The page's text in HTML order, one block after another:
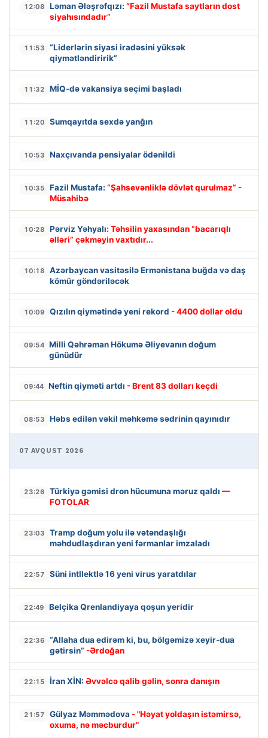
12:08 Ləman Ələşrəfqızı: “Fazil Mustafa saytların dost
siyahısındadır”
11:53
“Liderlərin siyasi iradəsini yüksək
qiymətləndiririk”
11:32 MİQ-də vakansiya seçimi başladı
11:20 Sumqayıtda sexdə yanğın
10:53 Naxçıvanda pensiyalar ödənildi
10:35 Fazil Mustafa: “Şahsevənliklə dövlət qurulmaz” -
Müsahibə
10:28 Pərviz Yəhyalı: Təhsilin yaxasından “bacarıqlı
əlləri” çəkməyin vaxtıdır...
10:18
Azərbaycan vasitəsilə Ermənistana buğda və daş
kömür göndəriləcək
10:09 Qızılın qiymətində yeni rekord - 4400 dollar oldu
09:54 Milli Qəhrəman Hökumə Əliyevanın doğum
günüdür
09:44 Neftin qiyməti artdı - Brent 83 dolları keçdi
08:53 Həbs edilən vəkil məhkəmə sədrinin qayınıdır
07 AVQUST 2026
23:26 Türkiyə gəmisi dron hücumuna məruz qaldı —
FOTOLAR
23:03
Tramp doğum yolu ilə vətəndaşlığı
məhdudlaşdıran yeni fərmanlar imzaladı
22:57 Süni intllektlə 16 yeni virus yaratdılar
22:49 Belçika Qrenlandiyaya qoşun yeridir
22:36
“Allaha dua edirəm ki, bu, bölgəmizə xeyir-dua
gətirsin” -Ərdoğan
22:15 İran XİN: Əvvəlcə qalib gəlin, sonra danışın
21:57 Gülyaz Məmmədova - "Həyat yoldaşın istəmirsə,
oxuma, nə məcburdur"